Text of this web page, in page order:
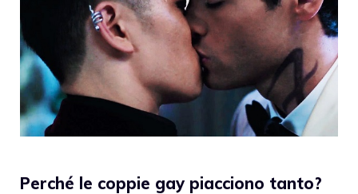
Perché le coppie gay piacciono tanto?